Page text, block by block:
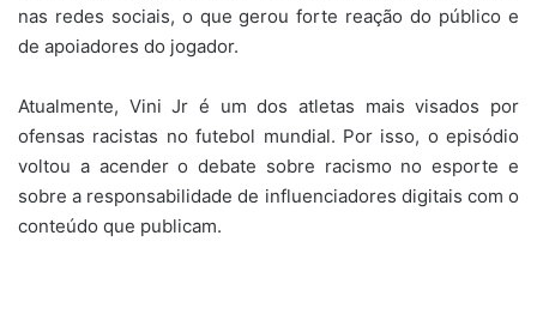
nas redes sociais, o que gerou forte reação do público e
de apoiadores do jogador.
Atualmente, Vini Jr é um dos atletas mais visados por
ofensas racistas no futebol mundial. Por isso, o episódio
voltou a acender o debate sobre racismo no esporte e
sobre a responsabilidade de influenciadores digitais com o
conteúdo que publicam.